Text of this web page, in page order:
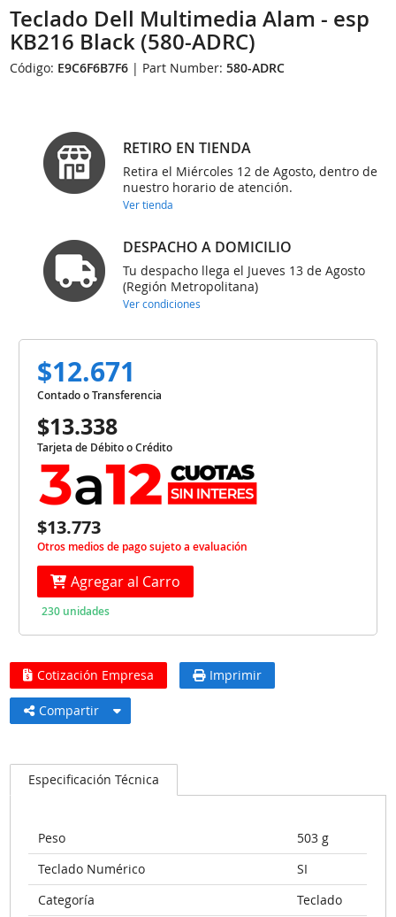
Teclado Dell Multimedia Alam - esp
KB216 Black (580-ADRC)
Código: E9C6F6B7F6 | Part Number:580-ADRC
RETIRO EN TIENDA
Retira el Miércoles 12 de Agosto, dentro de
nuestro horario de atención.
Ver tienda
DESPACHO A DOMICILIO
Tu despacho llega el Jueves 13 de Agosto
(Región Metropolitana)
Ver condiciones
$12.671
Contado o Transferencia
$13.338
Tarjeta de Débito o Crédito
$13.773
Otros medios de pago sujeto a evaluación
Agregar al Carro
230 unidades
Cotización Empresa Imprimir
Compartir
Especificación Técnica
Peso
503 g
Teclado Numérico
SI
Categoría
Teclado